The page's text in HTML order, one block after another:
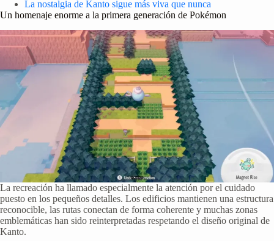
La nostalgia de Kanto sigue más viva que nunca
Un homenaje enorme a la primera generación de Pokémon
La recreación ha llamado especialmente la atención por el cuidado
puesto en los pequeños detalles. Los edificios mantienen una estructura
reconocible, las rutas conectan de forma coherente y muchas zonas
emblemáticas han sido reinterpretadas respetando el diseño original de
Kanto.